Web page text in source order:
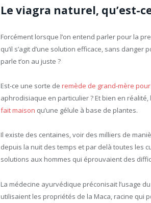
Le viagra naturel, qu’est-
Forcément lorsque l’on entend parler pour la
qu’il s’agit d’une solution efficace, sans
parle t’on au juste ?
Est-ce une sorte de remède de grand-mère
aphrodisiaque en particulier ? Et bien en
fait maison qu’une gélule à base de plantes.
Il existe des centaines, voir des milliers de
depuis la nuit des temps et par delà toutes les
solutions aux hommes qui éprouvaient des
La médecine ayurvédique préconisait l’usage du
utilisaient les propriétés de la Maca, racine qui